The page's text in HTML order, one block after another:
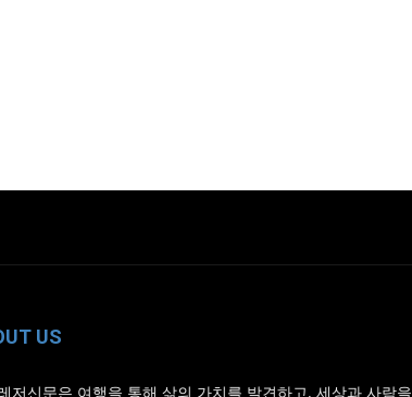
US
저신문은 여행을 통해 삶의 가치를 발견하고, 세상과 사람을